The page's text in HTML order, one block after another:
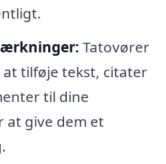
Tatovører
tilføje tekst, citater
til dine
at give dem et